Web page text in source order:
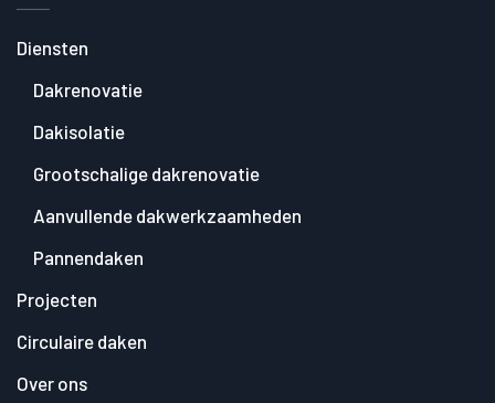
Diensten
Dakrenovatie
Dakisolatie
Grootschalige dakrenovatie
Aanvullende dakwerkzaamheden
Pannendaken
Projecten
Circulaire daken
Over ons